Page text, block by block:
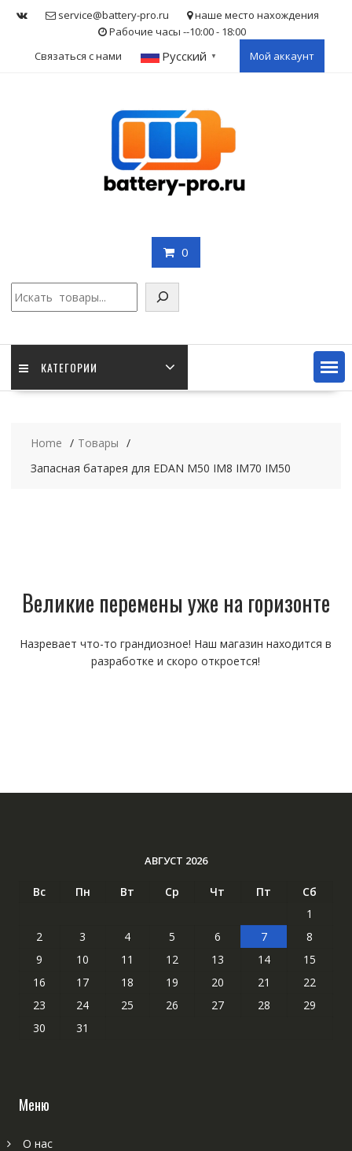
service@battery-pro.ru
наше место нахождения
Рабочие часы --10:00 - 18:00
Связаться с нами
Русский ▼ Мой аккаунт
0
КАТЕГОРИИ
Home
Товары
Запасная батарея для EDAN M50 IM8 IM70 IM50
Великие перемены уже на горизонте
Назревает что-то грандиозное! Наш магазин находится в
разработке и скоро откроется!
АВГУСТ 2026
Вс Пн Вт Ср Чт Пт
Сб
1
2
3 4 5 6 7
8
9
10 11 12 13 14
15
16
17 18 19 20 21
22
23
24 25 26 27 28
29
30
31
Меню
О нас